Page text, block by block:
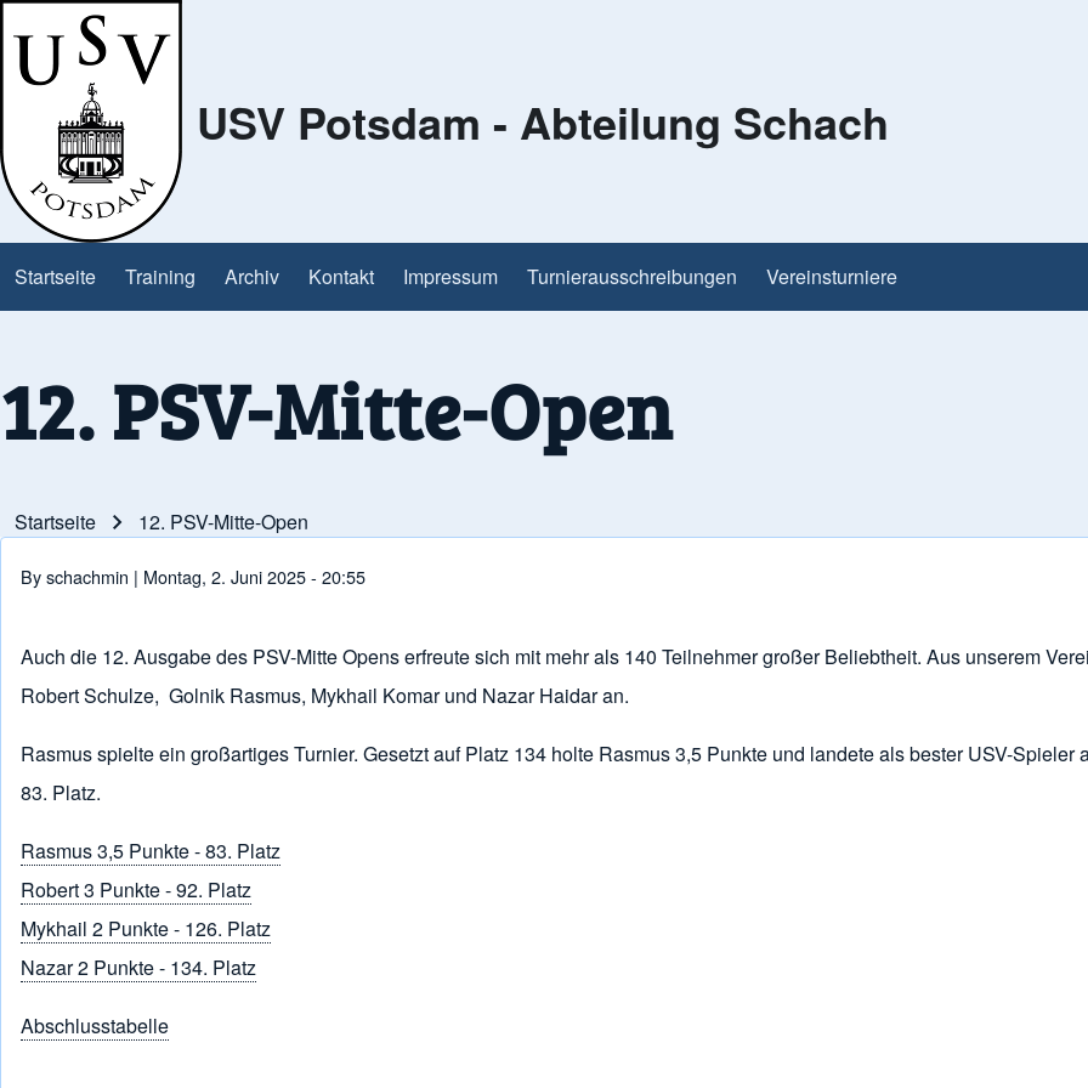
Close Search Block
Search
USV Potsdam - Abteilung Schach
Main navigation
Startseite Training Archiv Kontakt Impressum Turnierausschreibungen Vereinsturniere
12. PSV-Mitte-Open
Pfadnavigation
Startseite 12. PSV-Mitte-Open
Byschachmin | Montag, 2. Juni 2025 - 20:55
Auch die 12. Ausgabe des PSV-Mitte Opens erfreute sich mit mehr als 140 Teilnehmer großer Beliebtheit. Aus unserem
Robert Schulze, Golnik Rasmus, Mykhail Komar und Nazar Haidar an.
Rasmus spielte ein großartiges Turnier. Gesetzt auf Platz 134 holte Rasmus 3,5 Punkte und landete als bester USV-Spieler
83. Platz.
Rasmus 3,5 Punkte - 83. Platz
Robert 3 Punkte - 92. Platz
Mykhail 2 Punkte - 126. Platz
Nazar 2 Punkte - 134. Platz
Abschlusstabelle